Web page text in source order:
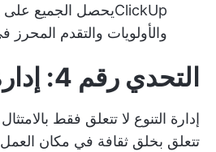
ClickUpيحصل الجميع على
والأولويات والتقدم المحرز
التحدي رقم 4: إدارة التنوع
إدارة التنوع لا تتعلق فقط
تتعلق بخلق ثقافة في مكان